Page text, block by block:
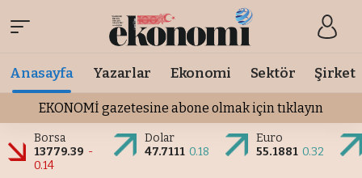
Anasayfa Yazarlar Ekonomi Sektör Şirket
EKONOMİ gazetesine abone olmak için tıklayın
Borsa
13779.39 -
0.14
Dolar
47.7111 0.18
Euro
55.1881 0.32